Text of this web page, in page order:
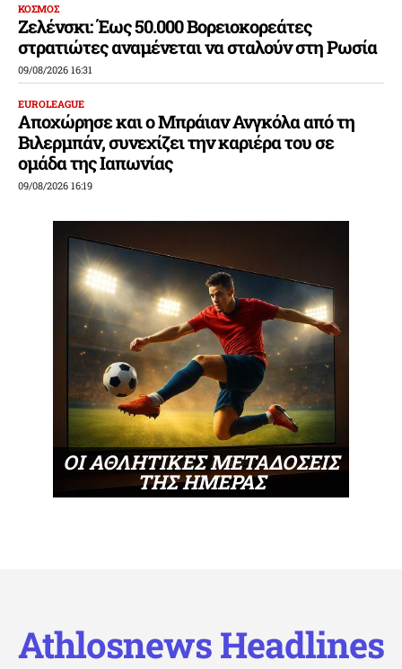
ΚΟΣΜΟΣ
Ζελένσκι: Έως 50.000 Βορειοκορεάτες
στρατιώτες αναμένεται να σταλούν στη Ρωσία
09/08/2026 16:31
EUROLEAGUE
Αποχώρησε και ο Μπράιαν Ανγκόλα από τη
Βιλερμπάν, συνεχίζει την καριέρα του σε
ομάδα της Ιαπωνίας
09/08/2026 16:19
ΟΙ ΑΘΛΗΤΙΚΕΣ ΜΕΤΑΔΟΣΕΙΣ
ΤΗΣ ΗΜΕΡΑΣ
Athlosnews Headlines